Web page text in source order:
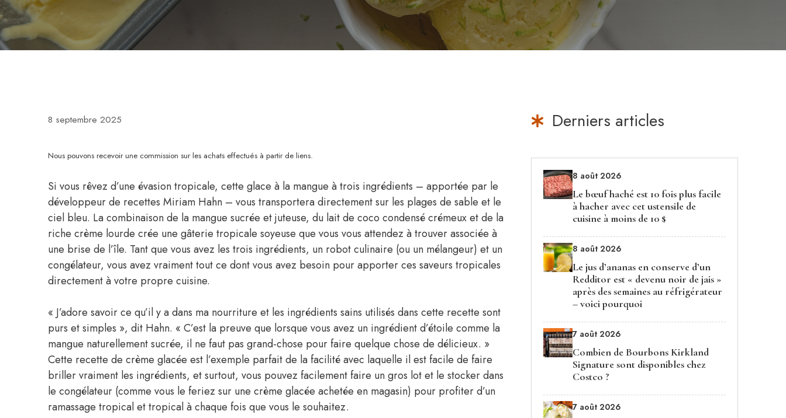
8 septembre 2025
Nous pouvons recevoir une commission sur les achats effectués à partir de liens.
Si vous rêvez d’une évasion tropicale, cette glace à la mangue à trois ingrédients – apportée par le
développeur de recettes Miriam Hahn – vous transportera directement sur les plages de sable et le
ciel bleu. La combinaison de la mangue sucrée et juteuse, du lait de coco condensé crémeux et de la
riche crème lourde crée une gâterie tropicale soyeuse que vous vous attendez à trouver associée à
une brise de l’île. Tant que vous avez les trois ingrédients, un robot culinaire (ou un mélangeur) et un
congélateur, vous avez vraiment tout ce dont vous avez besoin pour apporter ces saveurs tropicales
directement à votre propre cuisine.
« J’adore savoir ce qu’il y a dans ma nourriture et les ingrédients sains utilisés dans cette recette sont
purs et simples », dit Hahn. « C’est la preuve que lorsque vous avez un ingrédient d’étoile comme la
mangue naturellement sucrée, il ne faut pas grand-chose pour faire quelque chose de délicieux. »
Cette recette de crème glacée est l’exemple parfait de la facilité avec laquelle il est facile de faire
briller vraiment les ingrédients, et surtout, vous pouvez facilement faire un gros lot et le stocker dans
le congélateur (comme vous le feriez sur une crème glacée achetée en magasin) pour profiter d’un
ramassage tropical et tropical à chaque fois que vous le souhaitez.
Derniers articles
8 août 2026
Le bœuf haché est 10 fois plus facile
à hacher avec cet ustensile de
cuisine à moins de 10 $
8 août 2026
Le jus d’ananas en conserve d’un
Redditor est « devenu noir de jais »
après des semaines au réfrigérateur
– voici pourquoi
7 août 2026
Combien de Bourbons Kirkland
Signature sont disponibles chez
Costco ?
7 août 2026